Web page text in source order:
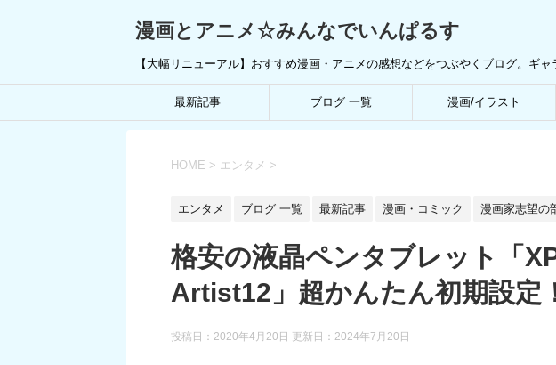
漫画とアニメ☆みんなでいんぱるす
【大幅リニューアル】おすすめ漫画・アニメの感想などをつぶやくブログ。ギ
最新記事 ブログ 一覧 漫画/イラスト
HOME > エンタメ >
エンタメ ブログ 一覧 最新記事 漫画・コミック 漫画家志望の
格安の液晶ペンタブレット「
Artist12」超かんたん初期設定
投稿日：2020年4月20日 更新日： 2024年7月20日